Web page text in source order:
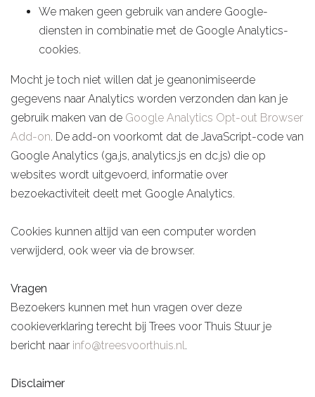
We maken geen gebruik van andere Google-
diensten in combinatie met de Google Analytics-
cookies.
​Mocht je toch niet willen dat je geanonimiseerde
gegevens naar Analytics worden verzonden dan kan je
gebruik maken van de Google Analytics Opt-out Browser
Add-on. De add-on voorkomt dat de JavaScript-code van
Google Analytics (ga.js, analytics.js en dc.js) die op
websites wordt uitgevoerd, informatie over
bezoekactiviteit deelt met Google Analytics.
Cookies kunnen altijd van een computer worden
verwijderd, ook weer via de browser.
Vragen
Bezoekers kunnen met hun vragen over deze
cookieverklaring terecht bij Trees voor Thuis Stuur je
bericht naar info@treesvoorthuis.nl.
Disclaimer